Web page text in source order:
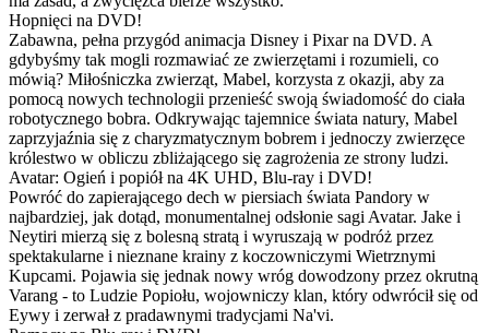
Hopnięci na DVD!
Zabawna, pełna przygód animacja Disney i Pixar na DVD. A
gdybyśmy tak mogli rozmawiać ze zwierzętami i rozumieli, co
mówią? Miłośniczka zwierząt, Mabel, korzysta z okazji, aby za
pomocą nowych technologii przenieść swoją świadomość do ciała
robotycznego bobra. Odkrywając tajemnice świata natury, Mabel
zaprzyjaźnia się z charyzmatycznym bobrem i jednoczy zwierzęce
królestwo w obliczu zbliżającego się zagrożenia ze strony ludzi.
Avatar: Ogień i popiół na 4K UHD, Blu-ray i DVD!
Powróć do zapierającego dech w piersiach świata Pandory w
najbardziej, jak dotąd, monumentalnej odsłonie sagi Avatar. Jake i
Neytiri mierzą się z bolesną stratą i wyruszają w podróż przez
spektakularne i nieznane krainy z koczowniczymi Wietrznymi
Kupcami. Pojawia się jednak nowy wróg dowodzony przez okrutną
Varang - to Ludzie Popiołu, wojowniczy klan, który odwrócił się od
Eywy i zerwał z pradawnymi tradycjami Na'vi.